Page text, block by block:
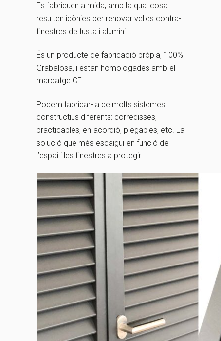
Es fabriquen a mida, amb la qual cosa
resulten idònies per renovar velles contra-
finestres de fusta i alumini.
És un producte de fabricació pròpia, 100%
Grabalosa, i estan homologades amb el
marcatge CE.
Podem fabricar-la de molts sistemes
constructius diferents: corredisses,
practicables, en acordió, plegables, etc. La
solució que més escaigui en funció de
l’espai i les finestres a protegir.